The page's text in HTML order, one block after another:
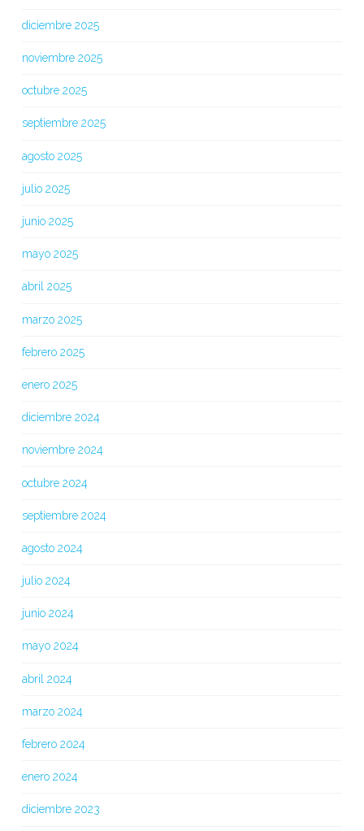
diciembre 2025
noviembre 2025
octubre 2025
septiembre 2025
agosto 2025
julio 2025
junio 2025
mayo 2025
abril 2025
marzo 2025
febrero 2025
enero 2025
diciembre 2024
noviembre 2024
octubre 2024
septiembre 2024
agosto 2024
julio 2024
junio 2024
mayo 2024
abril 2024
marzo 2024
febrero 2024
enero 2024
diciembre 2023